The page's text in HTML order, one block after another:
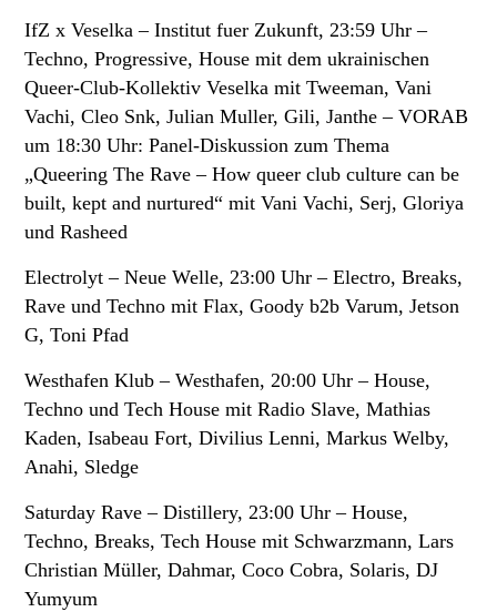
IfZ x Veselka – Institut fuer Zukunft, 23:59 Uhr –
Techno, Progressive, House mit dem ukrainischen
Queer-Club-Kollektiv Veselka mit Tweeman, Vani
Vachi, Cleo Snk, Julian Muller, Gili, Janthe – VORAB
um 18:30 Uhr: Panel-Diskussion zum Thema
„Queering The Rave – How queer club culture can be
built, kept and nurtured“ mit Vani Vachi, Serj, Gloriya
und Rasheed
Electrolyt – Neue Welle, 23:00 Uhr – Electro, Breaks,
Rave und Techno mit Flax, Goody b2b Varum, Jetson
G, Toni Pfad
Westhafen Klub– Westhafen, 20:00 Uhr – House,
Techno und Tech House mit Radio Slave, Mathias
Kaden, Isabeau Fort, Divilius Lenni, Markus Welby,
Anahi, Sledge
Saturday Rave – Distillery, 23:00 Uhr – House,
Techno, Breaks, Tech House mit Schwarzmann, Lars
Christian Müller, Dahmar, Coco Cobra, Solaris, DJ
Yumyum